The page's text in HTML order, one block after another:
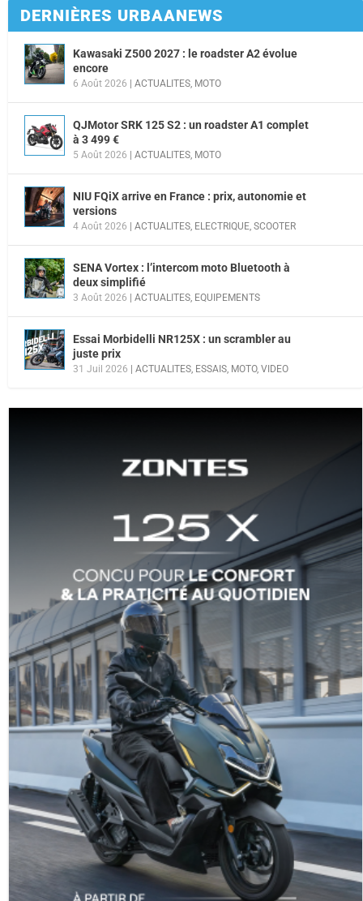
DERNIÈRES URBAANEWS
Kawasaki Z500 2027 : le roadster A2 évolue
encore
6 Août 2026 | ACTUALITES MOTO
QJMotor SRK 125 S2 : un roadster A1 complet
à 3 499 €
5 Août 2026 | ACTUALITES MOTO
NIU FQiX arrive en France : prix, autonomie et
versions
4 Août 2026 | ACTUALITES ELECTRIQUE SCOOTER
SENA Vortex : l’intercom moto Bluetooth à
deux simplifié
3 Août 2026 | ACTUALITES EQUIPEMENTS
Essai Morbidelli NR125X : un scrambler au
juste prix
31 Juil 2026 | ACTUALITES ESSAIS MOTO, VIDEO